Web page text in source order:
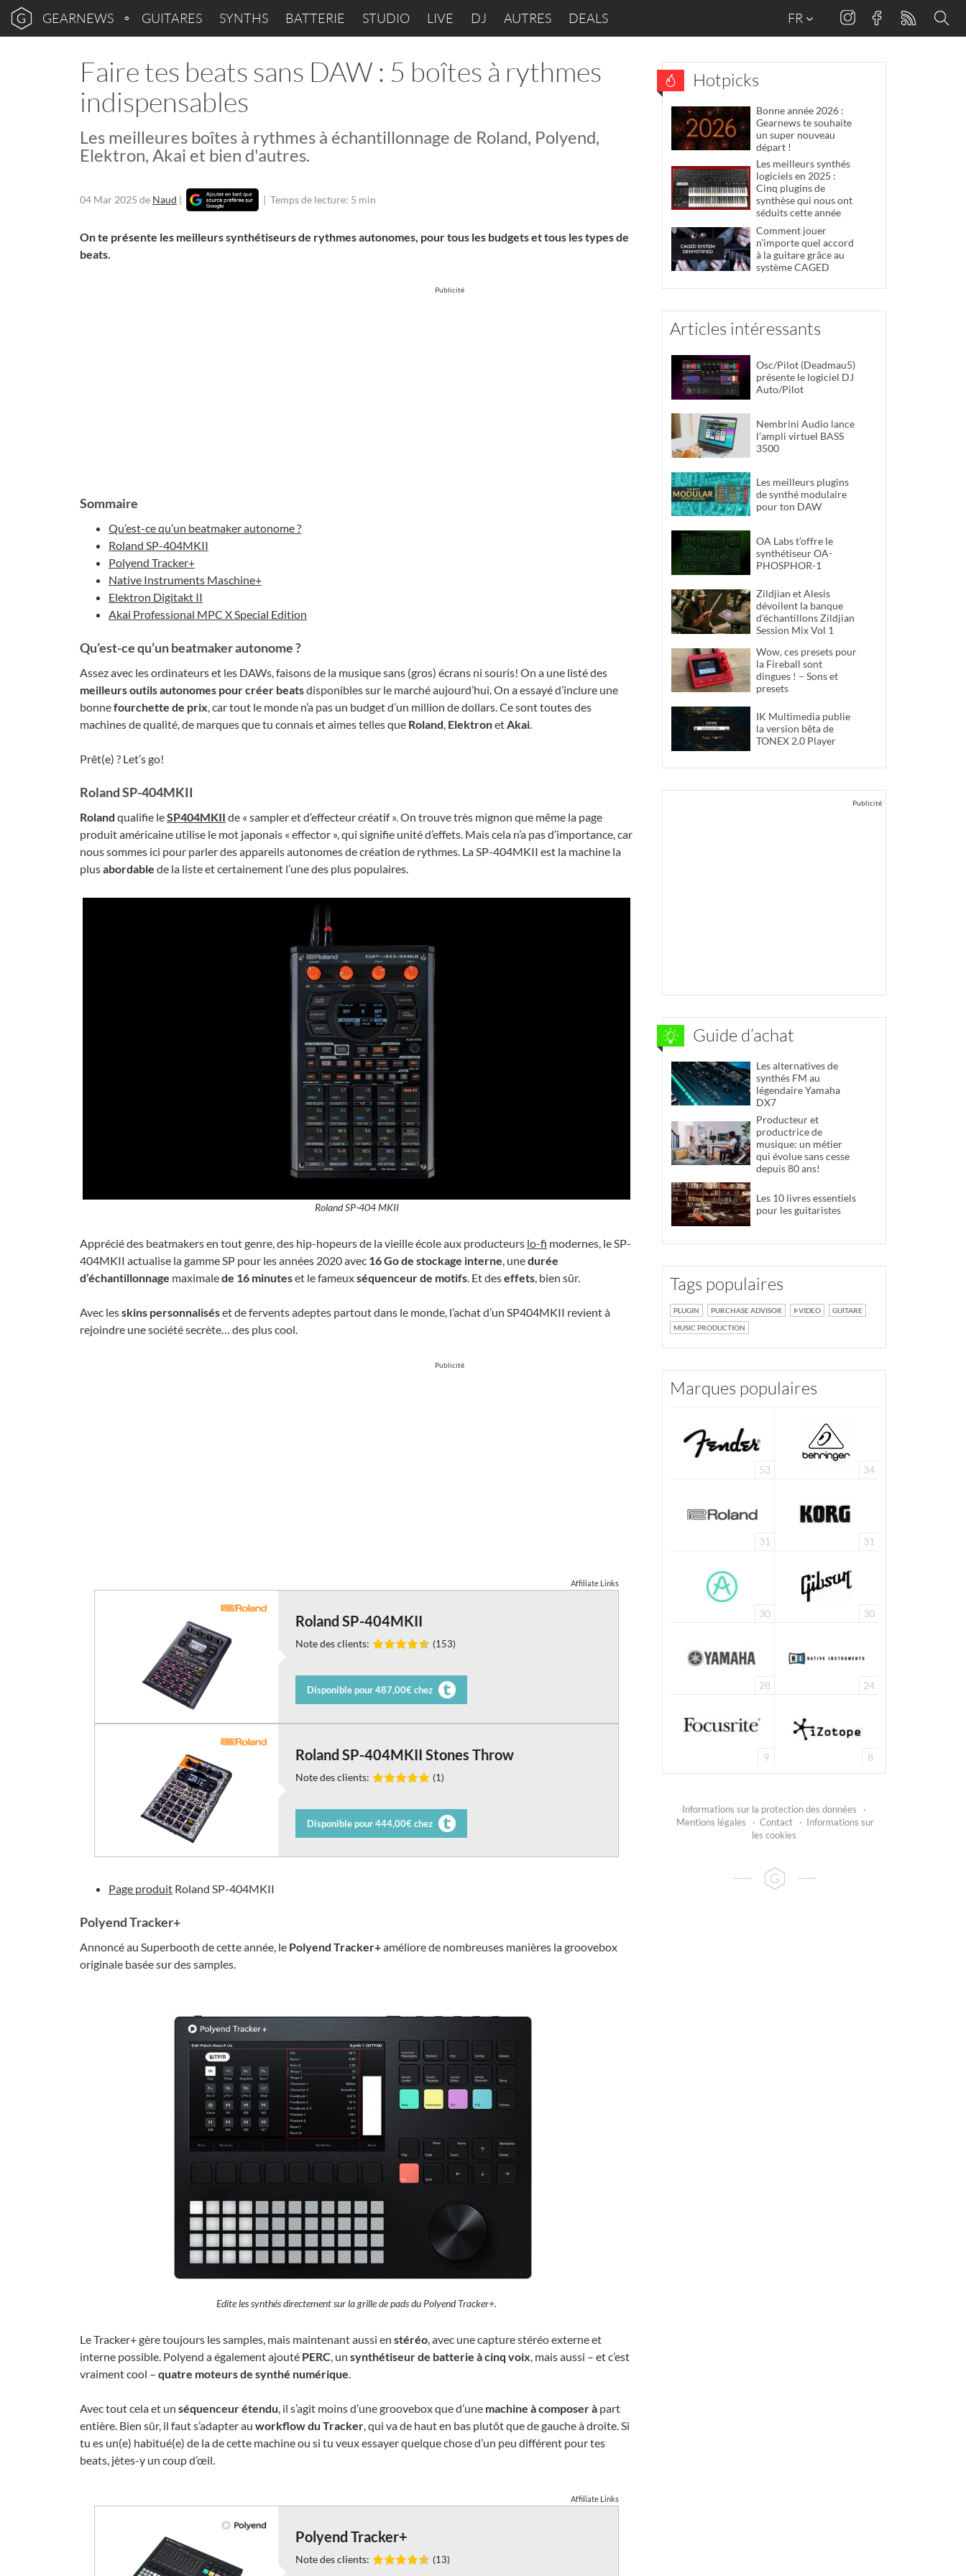
GEARNEWS GUITARES SYNTHS BATTERIE STUDIO LIVE DJ AUTRES DEALS FR
Faire tes beats sans DAW : 5 boîtes à rythmes
indispensables
Les meilleures boîtes à rythmes à échantillonnage de Roland, Polyend,
Elektron, Akai et bien d'autres.
04 Mar 2025 de Naud | | Temps de lecture: 5 min
On te présente les meilleurs synthétiseurs de rythmes autonomes, pour tous les budgets et tous les types de
beats.
Publicité
Sommaire
Qu’est-ce qu’un beatmaker autonome ?
Roland SP-404MKII
Polyend Tracker+
Native Instruments Maschine+
Elektron Digitakt II
Akai Professional MPC X Special Edition
Qu’est-ce qu’un beatmaker autonome ?
Assez avec les ordinateurs et les DAWs, faisons de la musique sans (gros) écrans ni souris! On a une listé des
meilleurs outilsautonomes pour créer beatsdisponibles sur le marché aujourd’hui. On a essayé d’inclure une
bonnefourchette de prix, car tout le monde n’a pas un budget d’un million de dollars. Ce sont toutes des
machines de qualité, de marques que tu connais et aimes telles que Roland, ElektronetAkai.
Prêt(e) ? Let’s go!
Roland SP-404MKII
Roland qualifie leSP404MKII de « sampler et d’effecteur créatif ». On trouve très mignon que même la page
produit américaine utilise le mot japonais « effector », qui signifie unité d’effets. Mais cela n’a pas d’importance, car
nous sommes ici pour parler des appareils autonomes de création de rythmes. La SP-404MKII est la machine la
plusabordable de la liste et certainement l’une des plus populaires.
Roland SP-404 MKII
Apprécié des beatmakers en tout genre, des hip-hopeurs de la vieille école aux producteurs lo-fi modernes, le SP-
404MKII actualise la gamme SP pour les années 2020 avec 16 Go de stockage interne, unedurée
d’échantillonnage maximalede 16 minuteset le fameuxséquenceur de motifs. Et deseffets, bien sûr.
Avec lesskins personnaliséset de fervents adeptes partout dans le monde, l’achat d’un SP404MKII revient à
rejoindre une société secrète… des plus cool.
Publicité
Affiliate Links
Roland SP-404MKII
Note des clients: (153)
Disponible pour 487,00€ chez
Roland SP-404MKII Stones Throw
Note des clients: (1)
Disponible pour 444,00€ chez
Page produit Roland SP-404MKII
Polyend Tracker+
Annoncé au Superbooth de cette année, le Polyend Tracker+améliore de nombreuses manières la groovebox
originale basée sur des samples.
Edite les synthés directement sur la grille de pads du Polyend Tracker+.
Le Tracker+ gère toujours les samples, mais maintenant aussi en stéréo, avec une capture stéréo externe et
interne possible. Polyend a également ajouté PERC, un synthétiseur de batterie à cinq voix, mais aussi – et c’est
vraiment cool – quatre moteurs de synthé numérique.
Avec tout cela et un séquenceur étendu, il s’agit moins d’une groovebox que d’une machine à composer à part
entière. Bien sûr, il faut s’adapter au workflow du Tracker, qui va de haut en bas plutôt que de gauche à droite. Si
tu es un(e) habitué(e) de la de cette machine ou si tu veux essayer quelque chose d’un peu différent pour tes
beats, jètes-y un coup d’œil.
Affiliate Links
Polyend Tracker+
Note des clients: (13)
Hotpicks
Bonne année 2026 :
Gearnews te souhaite
un super nouveau
départ !
Les meilleurs synthés
logiciels en 2025 :
Cinq plugins de
synthèse qui nous ont
séduits cette année
Comment jouer
n’importe quel accord
à la guitare grâce au
système CAGED
Articles intéressants
Osc/Pilot (Deadmau5)
présente le logiciel DJ
Auto/Pilot
Nembrini Audio lance
l’ampli virtuel BASS
3500
Les meilleurs plugins
de synthé modulaire
pour ton DAW
OA Labs t’offre le
synthétiseur OA-
PHOSPHOR-1
Zildjian et Alesis
dévoilent la banque
d’échantillons Zildjian
Session Mix Vol 1
Wow, ces presets pour
la Fireball sont
dingues ! – Sons et
presets
IK Multimedia publie
la version bêta de
TONEX 2.0 Player
Publicité
Guide d’achat
Les alternatives de
synthés FM au
légendaire Yamaha
DX7
Producteur et
productrice de
musique: un métier
qui évolue sans cesse
depuis 80 ans!
Les 10 livres essentiels
pour les guitaristes
Tags populaires
PLUGIN PURCHASE ADVISOR VIDEO
GUITARE
MUSIC PRODUCTION
Marques populaires
53 34
31 31
30 30
28 24
9 8
Informations sur la protection des données
·
Mentions légales
· Contact · Informations sur
les cookies